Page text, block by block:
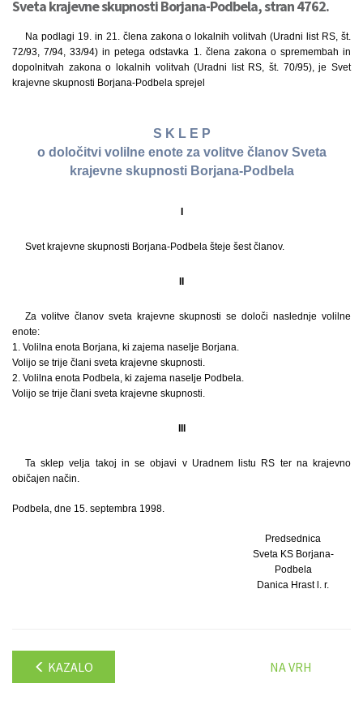
Sveta krajevne skupnosti Borjana-Podbela, stran 4762.
Na podlagi 19. in 21. člena zakona o lokalnih volitvah (Uradni list RS, št.
72/93, 7/94, 33/94) in petega odstavka 1. člena zakona o spremembah in
dopolnitvah zakona o lokalnih volitvah (Uradni list RS, št. 70/95), je Svet
krajevne skupnosti Borjana-Podbela sprejel
S K L E P
o določitvi volilne enote za volitve članov Sveta
krajevne skupnosti Borjana-Podbela
I
Svet krajevne skupnosti Borjana-Podbela šteje šest članov.
II
Za volitve članov sveta krajevne skupnosti se določi naslednje volilne
enote:
1. Volilna enota Borjana, ki zajema naselje Borjana.
Volijo se trije člani sveta krajevne skupnosti.
2. Volilna enota Podbela, ki zajema naselje Podbela.
Volijo se trije člani sveta krajevne skupnosti.
III
Ta sklep velja takoj in se objavi v Uradnem listu RS ter na krajevno
običajen način.
Podbela, dne 15. septembra 1998.
Predsednica
Sveta KS Borjana-
Podbela
Danica Hrast l. r.
KAZALO NA VRH